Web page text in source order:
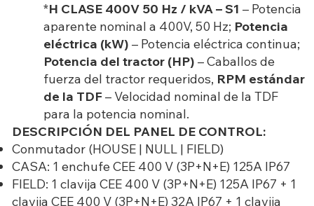
*H CLASE 400V 50 Hz / kVA – S1 – Potencia
aparente nominal a 400V, 50 Hz; Potencia
eléctrica (kW) – Potencia eléctrica continua;
Potencia del tractor (HP) – Caballos de
fuerza del tractor requeridos, RPM estándar
de la TDF – Velocidad nominal de la TDF
para la potencia nominal.
DESCRIPCIÓN DEL PANEL DE CONTROL:
Conmutador (HOUSE | NULL | FIELD)
CASA: 1 enchufe CEE 400 V (3P+N+E) 125A IP67
FIELD: 1 clavija CEE 400 V (3P+N+E) 125A IP67 + 1
clavija CEE 400 V (3P+N+E) 32A IP67 + 1 clavija